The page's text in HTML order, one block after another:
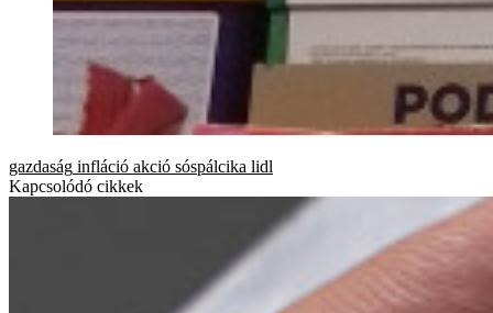
gazdaság infláció akció sóspálcika lidl
Kapcsolódó cikkek